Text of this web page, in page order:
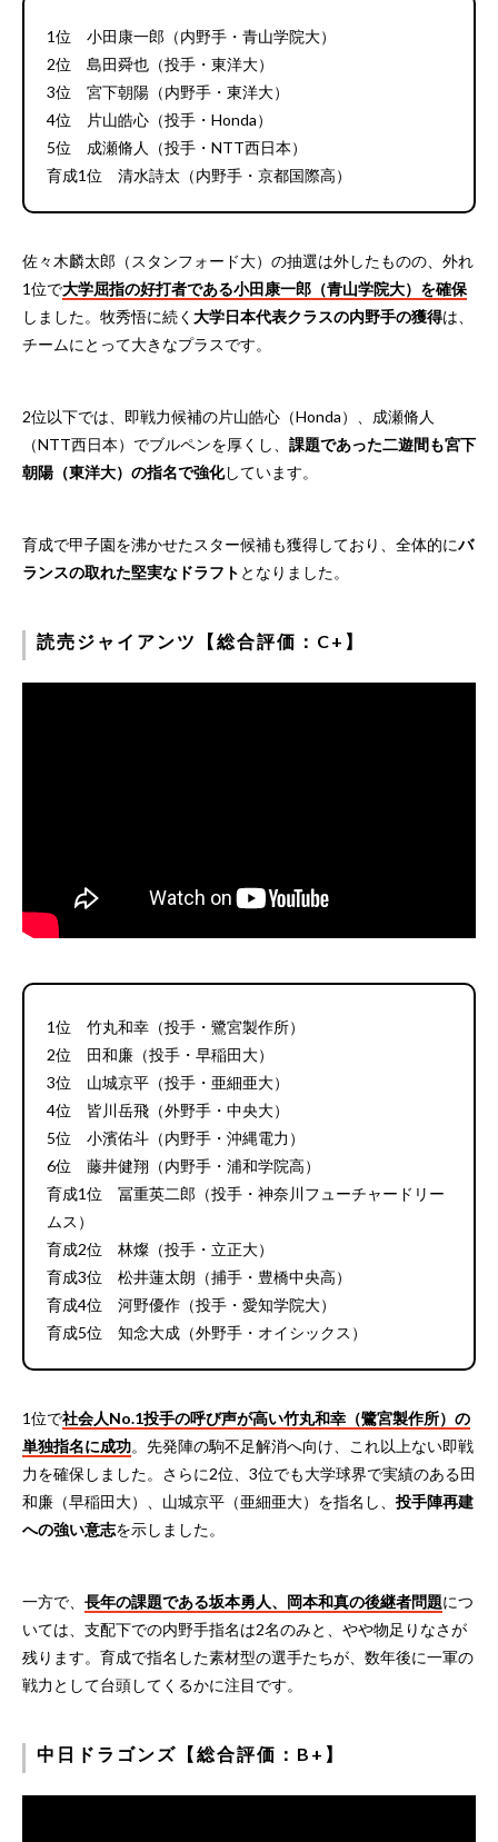
1位 小田康一郎（内野手・青山学院大）
2位 島田舜也（投手・東洋大）
3位 宮下朝陽（内野手・東洋大）
4位 片山皓心（投手・Honda）
5位 成瀬脩人（投手・NTT西日本）
育成1位 清水詩太（内野手・京都国際高）
佐々木麟太郎（スタンフォード大）の抽選は外したものの、外れ
1位で大学屈指の好打者である小田康一郎（青山学院大）を確保
しました。牧秀悟に続く 大学日本代表クラスの内野手の獲得は、
チームにとって大きなプラスです。
2位以下では、即戦力候補の片山皓心（Honda）、成瀬脩人
（NTT西日本）でブルペンを厚くし、 課題であった二遊間も宮下
朝陽（東洋大）の指名で強化しています。
育成で甲子園を沸かせたスター候補も獲得しており、全体的にバ
ランスの取れた堅実なドラフト となりました。
読売ジャイアンツ【総合評価：C+】
1位 竹丸和幸（投手・鷺宮製作所）
2位 田和廉（投手・早稲田大）
3位 山城京平（投手・亜細亜大）
4位 皆川岳飛（外野手・中央大）
5位 小濱佑斗（内野手・沖縄電力）
6位 藤井健翔（内野手・浦和学院高）
育成1位 冨重英二郎（投手・神奈川フューチャードリー
ムス）
育成2位 林燦（投手・立正大）
育成3位 松井蓮太朗（捕手・豊橋中央高）
育成4位 河野優作（投手・愛知学院大）
育成5位 知念大成（外野手・オイシックス）
1位で社会人No.1投手の呼び声が高い竹丸和幸（鷺宮製作所）の
単独指名に成功。先発陣の駒不足解消へ向け、これ以上ない即戦
力を確保しました。さらに2位、3位でも大学球界で実績のある田
和廉（早稲田大）、山城京平（亜細亜大）を指名し、 投手陣再建
への強い意志を示しました。
一方で、 長年の課題である坂本勇人、岡本和真の後継者問題につ
いては、支配下での内野手指名は2名のみと、やや物足りなさが
残ります。育成で指名した素材型の選手たちが、数年後に一軍の
戦力として台頭してくるかに注目です。
中日ドラゴンズ【総合評価：B+】